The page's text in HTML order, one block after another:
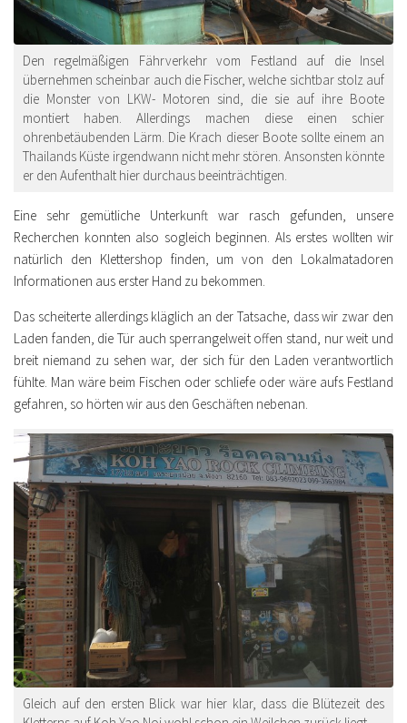
Den regelmäßigen Fährverkehr vom Festland auf die Insel
übernehmen scheinbar auch die Fischer, welche sichtbar stolz auf
die Monster von LKW- Motoren sind, die sie auf ihre Boote
montiert haben. Allerdings machen diese einen schier
ohrenbetäubenden Lärm. Die Krach dieser Boote sollte einem an
Thailands Küste irgendwann nicht mehr stören. Ansonsten könnte
er den Aufenthalt hier durchaus beeinträchtigen.
Eine sehr gemütliche Unterkunft war rasch gefunden, unsere
Recherchen konnten also sogleich beginnen. Als erstes wollten wir
natürlich den Klettershop finden, um von den Lokalmatadoren
Informationen aus erster Hand zu bekommen.
Das scheiterte allerdings kläglich an der Tatsache, dass wir zwar den
Laden fanden, die Tür auch sperrangelweit offen stand, nur weit und
breit niemand zu sehen war, der sich für den Laden verantwortlich
fühlte. Man wäre beim Fischen oder schliefe oder wäre aufs Festland
gefahren, so hörten wir aus den Geschäften nebenan.
Gleich auf den ersten Blick war hier klar, dass die Blütezeit des